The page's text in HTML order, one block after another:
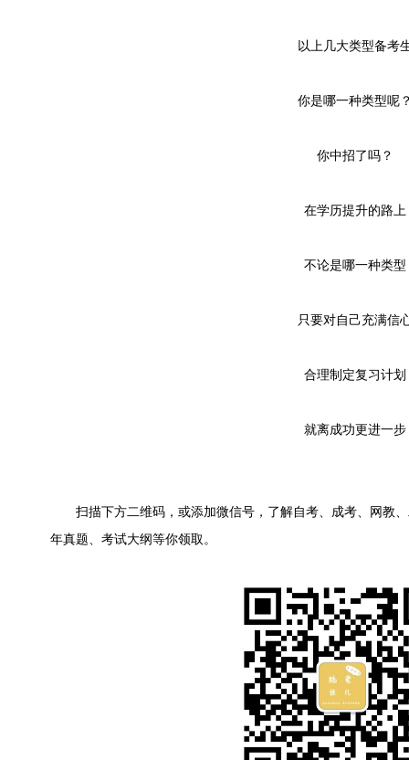
以上几大类型备考
你是哪一种类型呢
你中招了吗？
在学历提升的路上
不论是哪一种类型
只要对自己充满信
合理制定复习计划
就离成功更进一步
扫描下方二维码，或添加微信号，了解自考、成考、网教、
年真题、考试大纲等你领取。